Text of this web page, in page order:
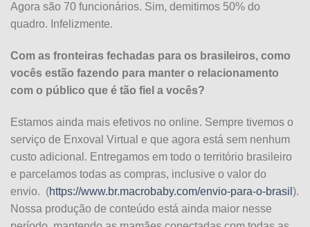
Agora são 70 funcionários. Sim, demitimos 50% do
quadro. Infelizmente.
Com as fronteiras fechadas para os brasileiros, como
vocês estão fazendo para manter o relacionamento
com o público que é tão fiel a vocês?
Estamos ainda mais efetivos no online. Sempre tivemos o
serviço de Enxoval Virtual e que agora está sem nenhum
custo adicional. Entregamos em todo o território brasileiro
e parcelamos todas as compras, inclusive o valor do
envio. (https://www.br.macrobaby.com/envio-para-o-brasil ).
Nossa produção de conteúdo está ainda maior nesse